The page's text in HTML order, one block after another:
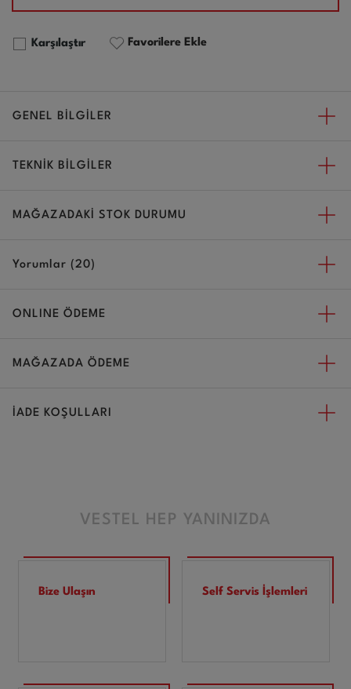
Karşılaştır Favorilere Ekle
GENEL BİLGİLER
TEKNİK BİLGİLER
MAĞAZADAKİ STOK DURUMU
Yorumlar (20)
ONLINE ÖDEME
MAĞAZADA ÖDEME
İADE KOŞULLARI
VESTEL HEP YANINIZDA
Bize Ulaşın Self Servis İşlemleri